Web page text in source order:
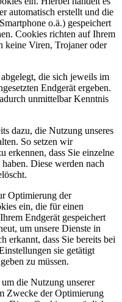
automatisch erstellt und die
o.ä.) gespeichert
Cookies richten auf Ihrem
keine Viren, Trojaner oder
die sich jeweils im
Endgerät ergeben.
unmittelbar Kenntnis
dazu, die Nutzung unseres
So setzen wir
erkennen, dass Sie einzelne
Diese werden nach
Optimierung der
ein, die für einen
Endgerät gespeichert
um unsere Dienste in
erkannt, dass Sie bereits bei
sie getätigt
zu müssen.
die Nutzung unserer
Zwecke der Optimierung